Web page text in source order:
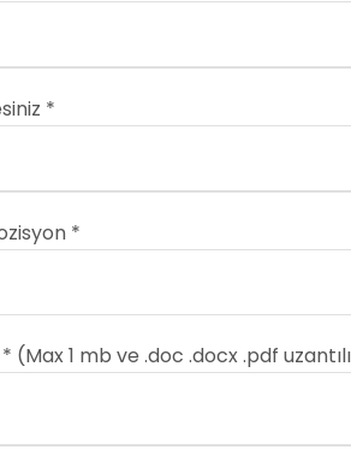
*
*
(Max 1 mb ve .doc .docx .pdf